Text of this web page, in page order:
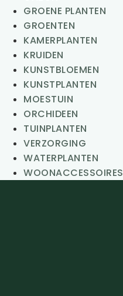
GROENE PLANTEN
GROENTEN
KAMERPLANTEN
KRUIDEN
KUNSTBLOEMEN
KUNSTPLANTEN
MOESTUIN
ORCHIDEEN
TUINPLANTEN
VERZORGING
WATERPLANTEN
WOONACCESSOIRES